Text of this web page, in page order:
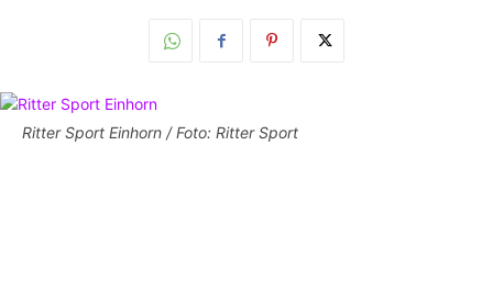
Ritter Sport Einhorn / Foto: Ritter Sport